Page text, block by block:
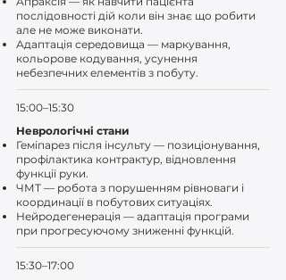
послідовності дій коли він знає що робити
але не може виконати.
Адаптація середовища — маркування,
кольорове кодування, усунення
небезпечних елементів з побуту.
15:00–15:30
Неврологічні стани
Геміпарез після інсульту — позиціонування,
профілактика контрактур, відновлення
функції руки.
ЧМТ — робота з порушенням рівноваги і
координації в побутових ситуаціях.
Нейродегенерація — адаптація програми
при прогресуючому зниженні функцій.
15:30–17:00